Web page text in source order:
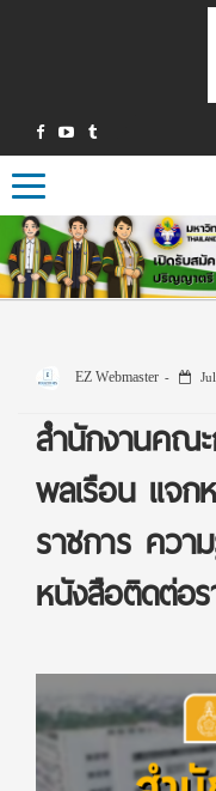
Toggle navigation
EZ Webmaster
สำนักงานคณ
พลเรือน แจก
ราชการ ควา
หนังสือติดต่อ